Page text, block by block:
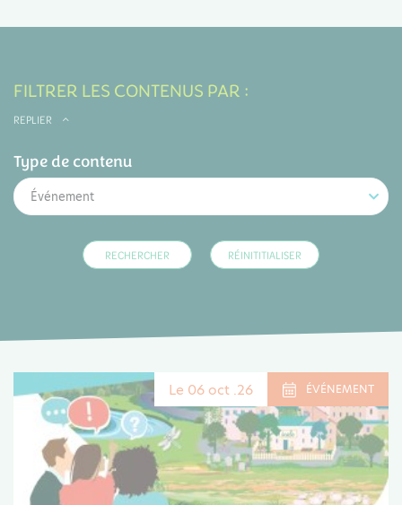
FILTRER LES CONTENUS PAR :
REPLIER
Type de contenu
Événement
Le 06 oct .26 ÉVÉNEMENT